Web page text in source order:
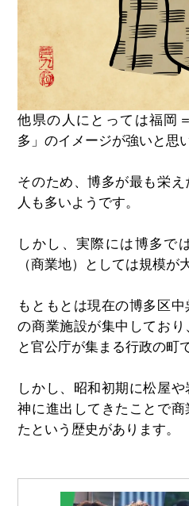
他県の人にとっては福岡
多」のイメージが強いと思
そのため、博多が最も栄
人も多いようです。
しかし、実際には博多で
（商業地）としては規模が
もともとは現在の博多区
の商業施設が集中してお
と官公庁が集まる行政の町
しかし、昭和初期に松屋
神に進出してきたことで
たという歴史があります。